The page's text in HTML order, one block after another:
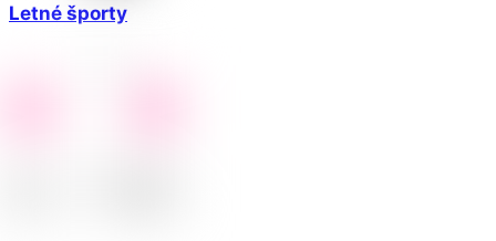
Letné športy